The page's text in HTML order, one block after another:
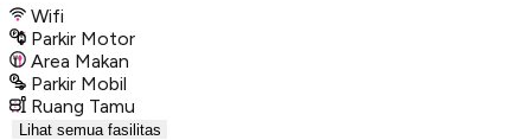
Wifi
Parkir Motor
Area Makan
Parkir Mobil
Ruang Tamu
Lihat semua fasilitas